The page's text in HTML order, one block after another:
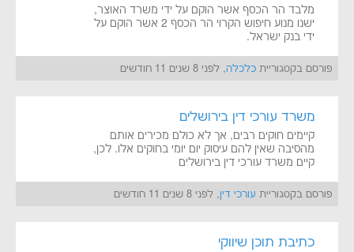
מלבד הר הכסף אשר הוקם על ידי משרד האוצר,
ישנו מנוע חיפוש הקרוי הר הכסף 2 אשר הוקם על
ידי בנק ישראל.
פורסם בקטגוריית כלכלה, לפני 8 שנים 11 חודשים
משרד עורכי דין בירושלים
קיימים חוקים רבים, אך לא כולם מכירים אותם
מהסיבה שאין להם עיסוק יום יומי בחוקים אלו. לכן,
קיים משרד עורכי דין בירושלים
פורסם בקטגוריית עורכי דין, לפני 8 שנים 11 חודשים
כתיבת תוכן שיווקי